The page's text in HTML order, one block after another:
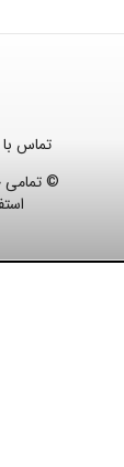
تماس با
© تمامی